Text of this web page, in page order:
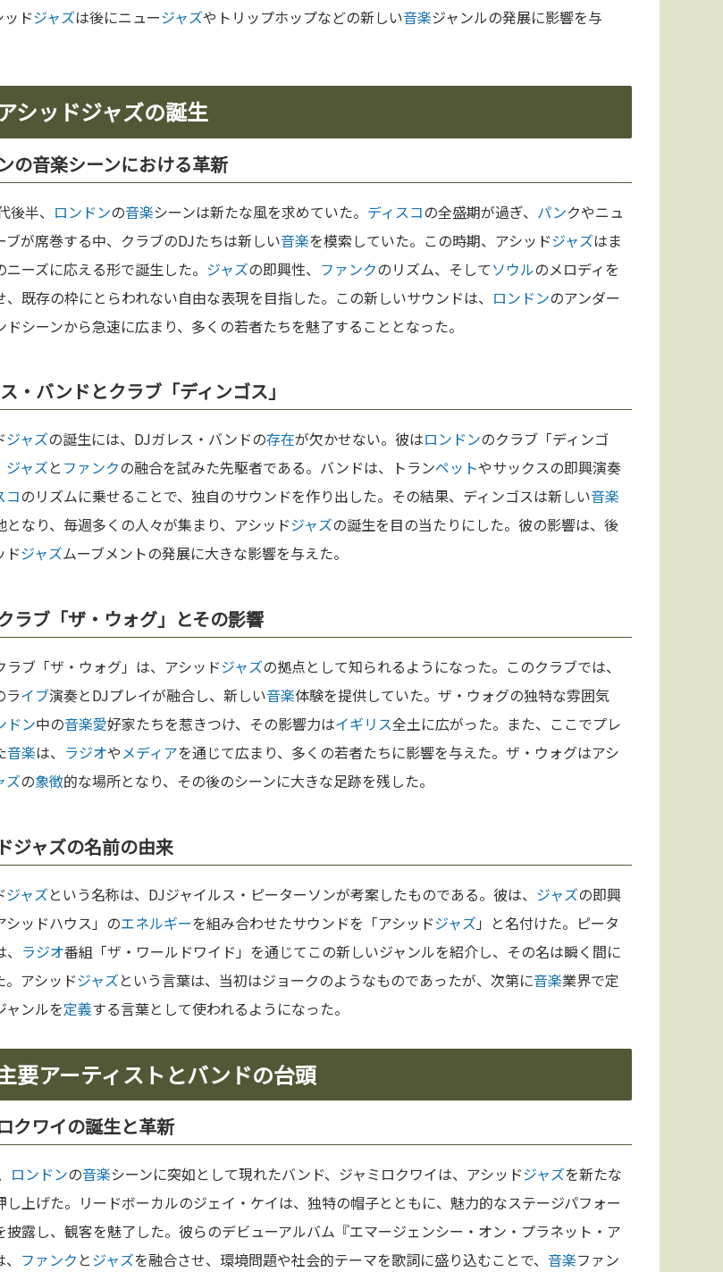
ドジャズは後にニュージャズやトリップホップなどの新しい音楽ジャンルの発展に影響を与
シッドジャズの誕生
の音楽シーンにおける革新
後半、 ロンドンの音楽シーンは新たな風を求めていた。 ディスコの全盛期が過ぎ、 パンクやニュ
ブが席巻する中、クラブのDJたちは新しい音楽を模索していた。この時期、アシッドジャズはま
ニーズに応える形で誕生した。 ジャズの即興性、 ファンクのリズム、そしてソウルのメロディを
、既存の枠にとらわれない自由な表現を目指した。この新しいサウンドは、 ロンドンのアンダー
ドシーンから急速に広まり、多くの若者たちを魅了することとなった。
・バンドとクラブ「ディンゴス」
ジャズの誕生には、DJガレス・バンドの存在が欠かせない。彼はロンドンのクラブ「ディンゴ
ジャズと ファンクの融合を試みた先駆者である。バンドは、トランペットやサックスの即興演奏
コのリズムに乗せることで、独自のサウンドを作り出した。その結果、ディンゴスは新しい音楽
となり、毎週多くの人々が集まり、アシッドジャズの誕生を目の当たりにした。彼の影響は、後
ドジャズムーブメントの発展に大きな影響を与えた。
ラブ「ザ・ウォグ」とその影響
ラブ「ザ・ウォグ」は、アシッドジャズの拠点として知られるようになった。このクラブでは、
ライブ演奏とDJプレイが融合し、新しい音楽体験を提供していた。ザ・ウォグの独特な雰囲気
ドン中の音楽愛好家たちを惹きつけ、その影響力はイギリス全土に広がった。また、ここでプレ
音楽は、 ラジオやメディアを通じて広まり、多くの若者たちに影響を与えた。ザ・ウォグはアシ
ズの象徴的な場所となり、その後のシーンに大きな足跡を残した。
ジャズの名前の由来
ジャズという名称は、DJジャイルス・ピーターソンが考案したものである。彼は、 ジャズの即興
シッドハウス」のエネルギーを組み合わせたサウンドを「アシッドジャズ 」と名付けた。ピータ
ラジオ番組「ザ・ワールドワイド」を通じてこの新しいジャンルを紹介し、その名は瞬く間に
。アシッドジャズという言葉は、当初はジョークのようなものであったが、次第に音楽業界で定
ャンルを定義する言葉として使われるようになった。
要アーティストとバンドの台頭
クワイの誕生と革新
ロンドンの音楽シーンに突如として現れたバンド、ジャミロクワイは、アシッドジャズを新たな
し上げた。リードボーカルのジェイ・ケイは、独特の帽子とともに、魅力的なステージパフォー
披露し、観客を魅了した。彼らのデビューアルバム『エマージェンシー・オン・プラネット・ア
ファンク とジャズを融合させ、環境問題や社会的テーマを歌詞に盛り込むことで、 音楽ファン